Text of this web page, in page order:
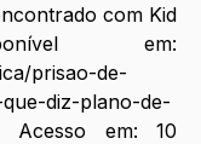
com Kid
prisao-de-
diz-plano-de-
Acesso em: 10